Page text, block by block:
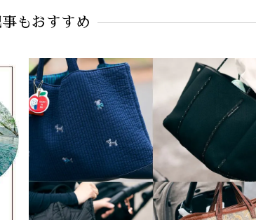
チ
#母行事コーデ
#ショルダーバッグ
#バッグ
#ミニバッグ
#リュック
#斜めがけ
もおすすめ